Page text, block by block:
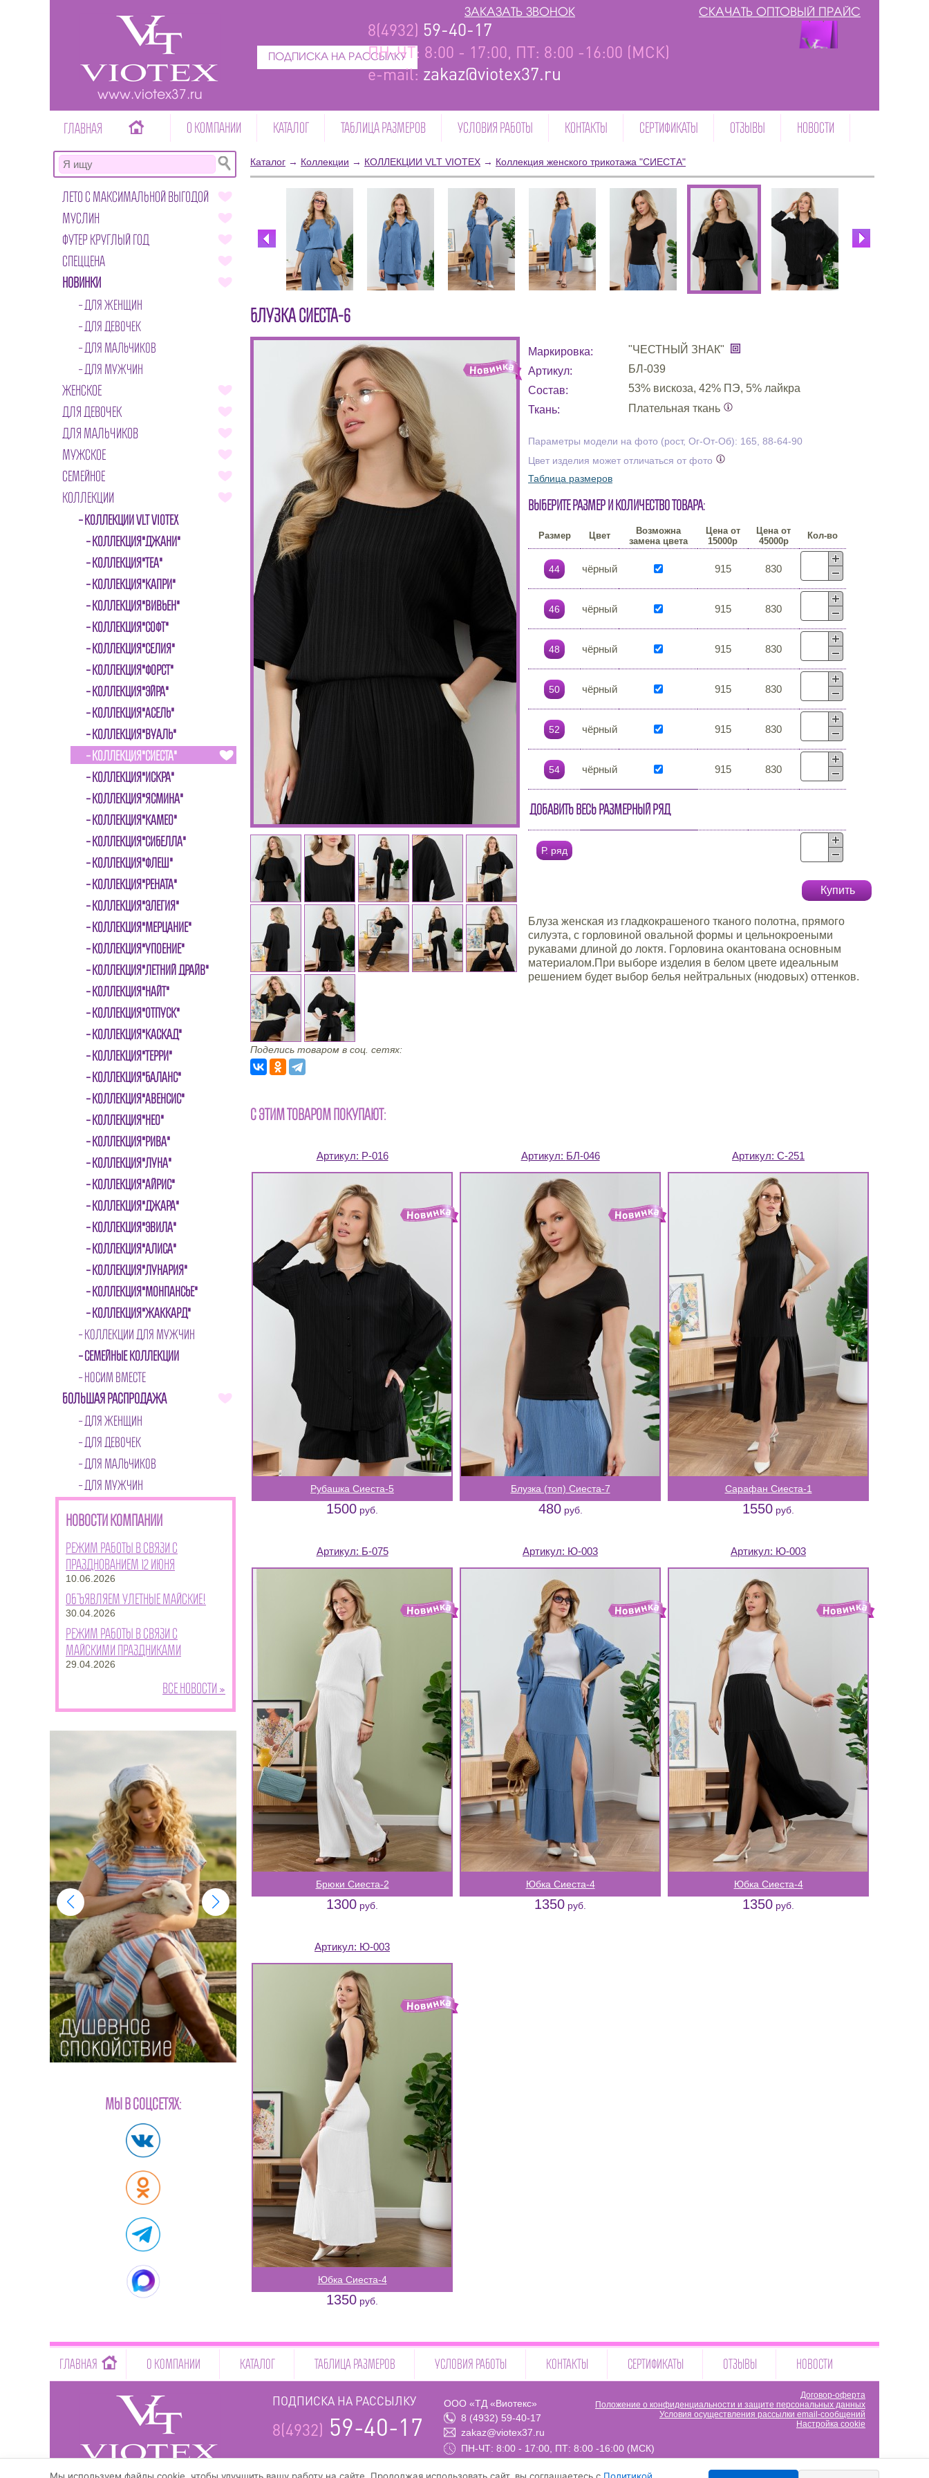
www.viotex37.ru
ПОДПИСКА НА РАССЫЛКУ
8(4932) 59-40-17
ПН-ЧТ: 8:00 - 17:00, ПТ: 8:00 -16:00 (МСК)
e-mail: zakaz@viotex37.ru
СКАЧАТЬ ОПТОВЫЙ ПРАЙС
ЗАКАЗАТЬ ЗВОНОК
ГЛАВНАЯ О КОМПАНИИ КАТАЛОГ ТАБЛИЦА РАЗМЕРОВ УСЛОВИЯ РАБОТЫ КОНТАКТЫ СЕРТИФИКАТЫ ОТЗЫВЫ НОВОСТИ
ЛЕТО С МАКСИМАЛЬНОЙ ВЫГОДОЙ
МУСЛИН
ФУТЕР КРУГЛЫЙ ГОД
СПЕЦЦЕНА
НОВИНКИ
ДЛЯ ЖЕНЩИН
ДЛЯ ДЕВОЧЕК
ДЛЯ МАЛЬЧИКОВ
ДЛЯ МУЖЧИН
ЖЕНСКОЕ
ДЛЯ ДЕВОЧЕК
ДЛЯ МАЛЬЧИКОВ
МУЖСКОЕ
СЕМЕЙНОЕ
КОЛЛЕКЦИИ
КОЛЛЕКЦИИ VLT VIOTEX
КОЛЛЕКЦИЯ"ДЖАНИ"
КОЛЛЕКЦИЯ"ТЕА"
КОЛЛЕКЦИЯ"КАПРИ"
КОЛЛЕКЦИЯ"ВИВЬЕН"
КОЛЛЕКЦИЯ"СОФТ"
КОЛЛЕКЦИЯ"СЕЛИЯ"
КОЛЛЕКЦИЯ"ФОРСТ"
КОЛЛЕКЦИЯ"ЭЙРА"
КОЛЛЕКЦИЯ"АСЕЛЬ"
КОЛЛЕКЦИЯ"ВУАЛЬ"
КОЛЛЕКЦИЯ"СИЕСТА"
КОЛЛЕКЦИЯ"ИСКРА"
КОЛЛЕКЦИЯ"ЯСМИНА"
КОЛЛЕКЦИЯ"КАМЕО"
КОЛЛЕКЦИЯ"СИБЕЛЛА"
КОЛЛЕКЦИЯ"ФЛЕШ"
КОЛЛЕКЦИЯ"РЕНАТА"
КОЛЛЕКЦИЯ"ЭЛЕГИЯ"
КОЛЛЕКЦИЯ"МЕРЦАНИЕ"
КОЛЛЕКЦИЯ"УПОЕНИЕ"
КОЛЛЕКЦИЯ"ЛЕТНИЙ ДРАЙВ"
КОЛЛЕКЦИЯ"НАЙТ"
КОЛЛЕКЦИЯ"ОТПУСК"
КОЛЛЕКЦИЯ"КАСКАД"
КОЛЛЕКЦИЯ"ТЕРРИ"
КОЛЛЕКЦИЯ"БАЛАНС"
КОЛЛЕКЦИЯ"АВЕНСИС"
КОЛЛЕКЦИЯ"НЕО"
КОЛЛЕКЦИЯ"РИВА"
КОЛЛЕКЦИЯ"ЛУНА"
КОЛЛЕКЦИЯ"АЙРИС"
КОЛЛЕКЦИЯ"ДЖАРА"
КОЛЛЕКЦИЯ"ЭВИЛА"
КОЛЛЕКЦИЯ"АЛИСА"
КОЛЛЕКЦИЯ"ЛУНАРИЯ"
КОЛЛЕКЦИЯ"МОНПАНСЬЕ"
КОЛЛЕКЦИЯ"ЖАККАРД"
КОЛЛЕКЦИИ ДЛЯ МУЖЧИН
СЕМЕЙНЫЕ КОЛЛЕКЦИИ
НОСИМ ВМЕСТЕ
БОЛЬШАЯ РАСПРОДАЖА
ДЛЯ ЖЕНЩИН
ДЛЯ ДЕВОЧЕК
ДЛЯ МАЛЬЧИКОВ
ДЛЯ МУЖЧИН
НОВОСТИ КОМПАНИИ
Режим работы в связи с
празднованием 12 июня
10.06.2026
Объявляем улетные майские!
30.04.2026
Режим работы в связи с
майскими праздниками
29.04.2026
Все новости »
МЫ В СОЦСЕТЯХ:
Каталог → Коллекции → КОЛЛЕКЦИИ VLT VIOTEX → Коллекция женского трикотажа "СИЕСТА"
БЛУЗКА СИЕСТА-6
Маркировка:
"ЧЕСТНЫЙ ЗНАК"
Артикул:
БЛ-039
Состав:
53% вискоза, 42% ПЭ, 5% лайкра
Ткань:
Плательная ткань
Параметры модели на фото (рост, Ог-От-Об): 165, 88-64-90
Цвет изделия может отличаться от фото
Таблица размеров
Выберите размер и количество товара:
Размер Цвет
Возможна
замена цвета
Цена от
15000р
Цена от
45000р
Кол-во
44 чёрный 915 830
46 чёрный 915 830
48 чёрный 915 830
50 чёрный 915 830
52 чёрный 915 830
54 чёрный 915 830
Добавить весь размерный ряд
Р. ряд
Купить
Блуза женская из гладкокрашеного тканого полотна, прямого
силуэта, с горловиной овальной формы и цельнокроеными
рукавами длиной до локтя. Горловина окантована основным
материалом.При выборе изделия в белом цвете идеальным
решением будет выбор белья нейтральных (нюдовых) оттенков.
Поделись товаром в соц. сетях:
С ЭТИМ ТОВАРОМ ПОКУПАЮТ:
Артикул: Р-016
Рубашка Сиеста-5
1500 руб.
Артикул: БЛ-046
Блузка (топ) Сиеста-7
480руб.
Артикул: С-251
Сарафан Сиеста-1
1550 руб.
Артикул: Б-075
Брюки Сиеста-2
1300 руб.
Артикул: Ю-003
Юбка Сиеста-4
1350 руб.
Артикул: Ю-003
Юбка Сиеста-4
1350 руб.
Артикул: Ю-003
Юбка Сиеста-4
1350 руб.
ГЛАВНАЯ О КОМПАНИИ КАТАЛОГ ТАБЛИЦА РАЗМЕРОВ УСЛОВИЯ РАБОТЫ КОНТАКТЫ СЕРТИФИКАТЫ ОТЗЫВЫ НОВОСТИ
www.viotex37.ru
ПОДПИСКА НА РАССЫЛКУ
8(4932) 59-40-17
ООО «ТД «Виотекс»
8 (4932) 59-40-17
zakaz@viotex37.ru
ПН-ЧТ: 8:00 - 17:00, ПТ: 8:00 -16:00 (МСК)
Договор-оферта
Положение о конфиденциальности и защите персональных данных
Условия осуществления рассылки email-сообщений
Настройка cookie
-->